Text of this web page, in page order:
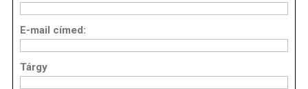
E-mail címed:
Tárgy